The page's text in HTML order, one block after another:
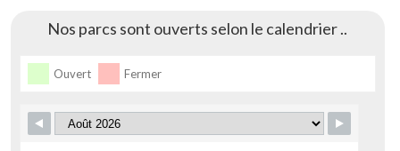
Nos parcs sont ouverts selon le calendrier ..
Ouvert Fermer